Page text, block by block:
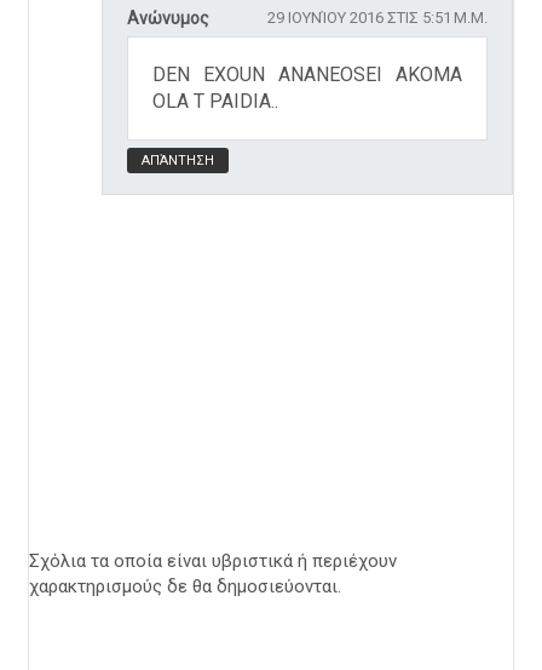
Ανώνυμος 29 ΙΟΥΝΊΟΥ 2016 ΣΤΙΣ 5:51 Μ.Μ.
DEN EXOUN ANANEOSEI AKOMA
OLA T PAIDIA..
ΑΠΆΝΤΗΣΗ
Σχόλια τα οποία είναι υβριστικά ή περιέχουν
χαρακτηρισμούς δε θα δημοσιεύονται.